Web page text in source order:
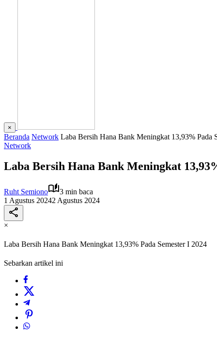
×
Beranda Network Laba Bersih Hana Bank Meningkat 13,93% Pada
Network
Laba Bersih Hana Bank Meningkat
Ruht Semiono
3 min baca
1 Agustus 20242 Agustus 2024
×
Laba Bersih Hana Bank Meningkat 13,93% Pada Semester I 2024
Sebarkan artikel ini